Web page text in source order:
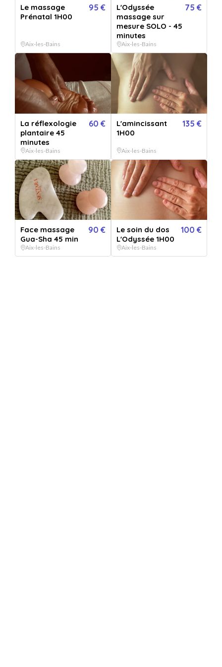
Le massage
Prénatal 1H00
95 €
Aix-les-Bains
L'Odyssée
massage sur
mesure SOLO - 45
minutes
75 €
Aix-les-Bains
La réflexologie
plantaire 45
minutes
60 €
Aix-les-Bains
L'amincissant
1H00
135 €
Aix-les-Bains
Face massage
Gua-Sha 45 min
90 €
Aix-les-Bains
Le soin du dos
L'Odyssée 1H00
100 €
Aix-les-Bains
Conditions d'utilisation
Validité 6 mois 2 personnes maximum
Utilisable sur
réservation
Utilisable tous les
jours
Comment ça marche ?
Je choisis
et personnalise mon bon cadeau directement en ligne
Je reçois
le bon cadeau immédiatement par mail ou par voie postale